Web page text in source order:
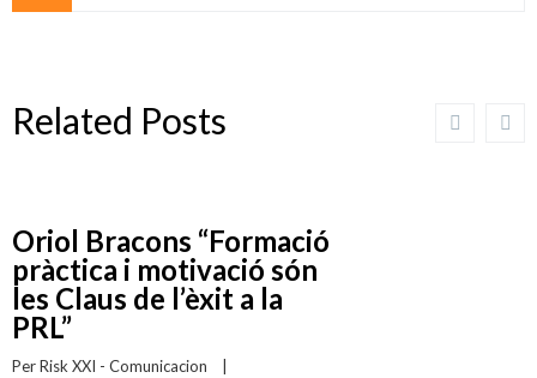
Related Posts
Oriol Bracons “Formació
pràctica i motivació són
les Claus de l’èxit a la
PRL”
Per Risk XXI - Comunicacion